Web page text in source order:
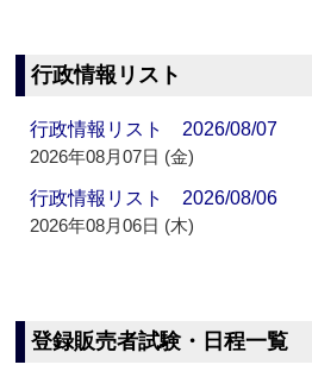
行政情報リスト
行政情報リスト 2026/08/07
2026年08月07日 (金)
行政情報リスト 2026/08/06
2026年08月06日 (木)
登録販売者試験・日程一覧